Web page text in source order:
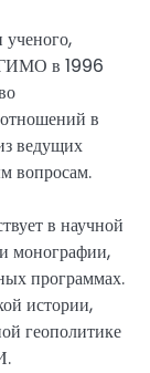
ученого,
в 1996
в
ведущих
вопросам.
в научной
монографии,
программах.
истории,
геополитике